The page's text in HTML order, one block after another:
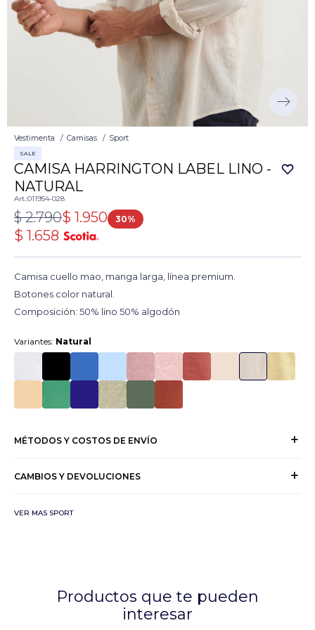
Vestimenta Camisas Sport
SALE
CAMISA HARRINGTON LABEL LINO -
NATURAL
011954-028
$ 1.950
$ 2.790 30
$ 1.658
Camisa cuello mao, manga larga, línea premium.
Botones color natural.
Composición: 50% lino 50% algodón
Variantes: Natural
MÉTODOS Y COSTOS DE ENVÍO
CAMBIOS Y DEVOLUCIONES
VER MAS SPORT
Productos que te pueden
interesar